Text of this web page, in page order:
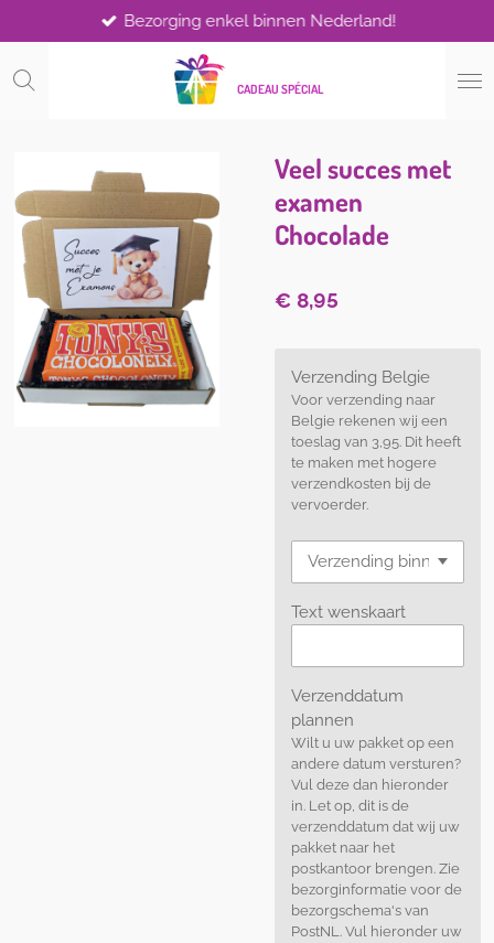
direct
naar
CADEAU SPÉCIAL
Bezorging enkel binnen Nederland!
Veel succes met
examen
Chocolade
€ 8,95
Verzending Belgie
Voor verzending naar
Belgie rekenen wij een
toeslag van 3,95. Dit heeft
te maken met hogere
verzendkosten bij de
vervoerder.
Text wenskaart
Verzenddatum
plannen
Wilt u uw pakket op een
andere datum versturen?
Vul deze dan hieronder
in. Let op, dit is de
verzenddatum dat wij uw
pakket naar het
postkantoor brengen. Zie
bezorginformatie voor de
bezorgschema's van
PostNL. Vul hieronder uw